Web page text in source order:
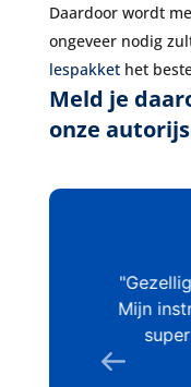
Daardoor wordt
ongeveer nodig
lespakket het
Meld je
onze
Mijn